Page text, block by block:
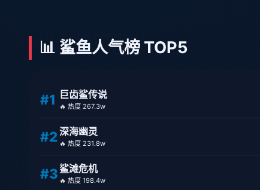
📊 鲨鱼人气榜 TOP5
#1 巨齿鲨传说
🔥 热度 267.3w
#2深海幽灵
🔥 热度 231.8w
#3 鲨滩危机
🔥 热度 198.4w